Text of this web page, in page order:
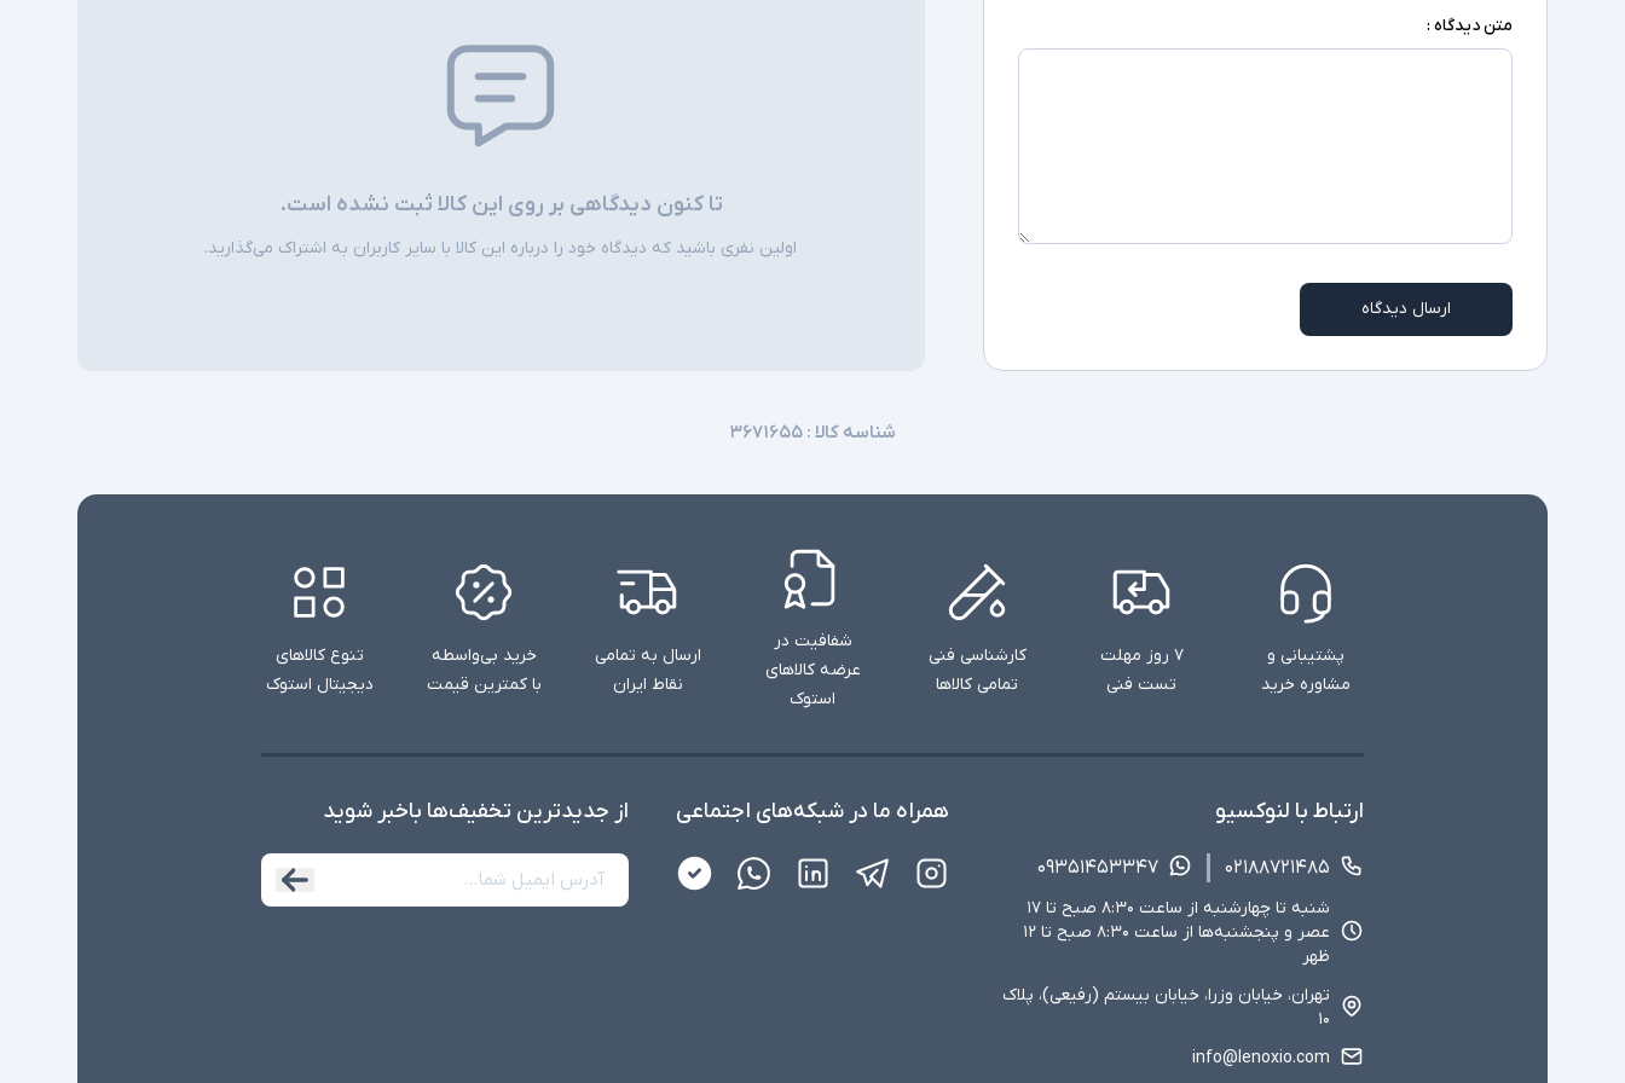
گیگابیت بر ثانیه
متن دیدگاه :
ارسال دیدگاه
تا کنون دیدگاهی بر روی این کالا ثبت نشده است.
اولین نفری باشید که دیدگاه خود را درباره این کالا با سایر کاربران به اشتراک می‌گذارید.
شناسه کالا :۳۶۷۱۶۵۵
پشتیبانی و
مشاوره خرید
۷ روز مهلت
تست فنی
کارشناسی فنی
تمامی کالاها
شفافیت در
عرضه کالاهای
استوک
ارسال به تمامی
نقاط ایران
خرید بی‌واسطه
با کمترین قیمت
تنوع کالاهای
دیجیتال استوک
ارتباط با لنوکسیو
۰۲۱۸۸۷۲۱۴۸۵ ۰۹۳۵۱۴۵۳۳۴۷
شنبه تا چهارشنبه از ساعت ۸:۳۰ صبح تا ۱۷
عصر و پنجشنبه‌ها از ساعت ۸:۳۰ صبح تا ۱۲
ظهر
تهران، خیابان وزرا، خیابان بیستم (رفیعی)، پلاک
۱۰
info@lenoxio.com
همراه ما در شبکه‌های اجتماعی از جدید‌ترین تخفیف‌ها با‌خبر شوید